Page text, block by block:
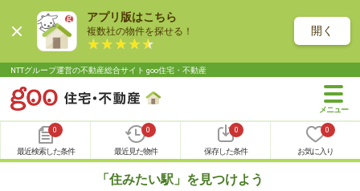
アプリ版はこちら
複数社の物件を探せる！ 開く
NTTグループ運営の不動産総合サイト goo住宅・不動産
0
最近検索した条件
0
最近見た物件
0
保存した条件
0
お気に入り
「住みたい駅」を見つけよう